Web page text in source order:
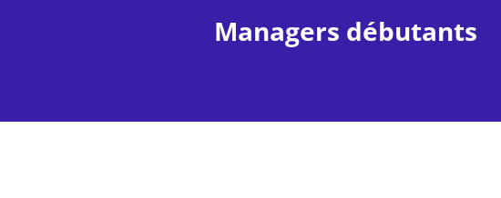
Managers débutants